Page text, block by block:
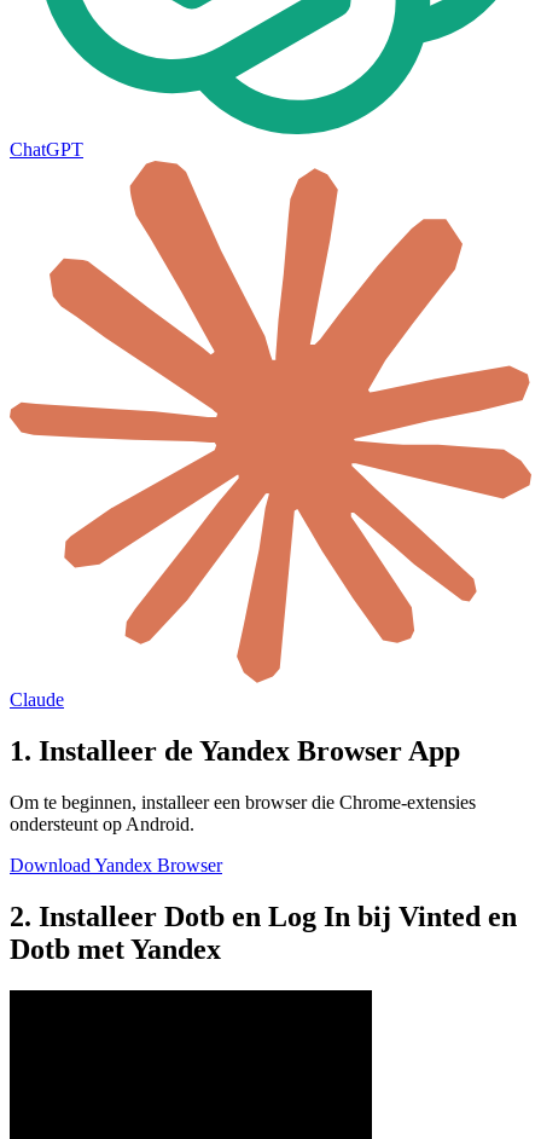
ChatGPT
Claude
1. Installeer de Yandex Browser App
Om te beginnen, installeer een browser die Chrome-extensies
ondersteunt op Android.
Download Yandex Browser
2. Installeer Dotb en Log In bij Vinted en
Dotb met Yandex